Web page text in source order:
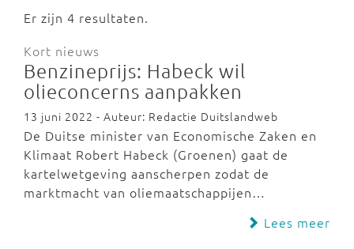
Er zijn 4 resultaten.
Kort nieuws
Benzineprijs: Habeck wil
olieconcerns aanpakken
13 juni 2022 - Auteur: Redactie Duitslandweb
De Duitse minister van Economische Zaken en
Klimaat Robert Habeck (Groenen) gaat de
kartelwetgeving aanscherpen zodat de
marktmacht van oliemaatschappijen…
Lees meer